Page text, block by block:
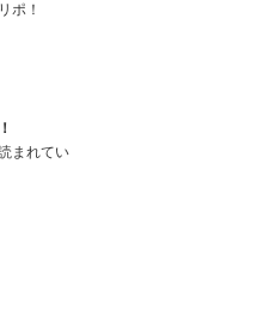
ポ！
まれてい